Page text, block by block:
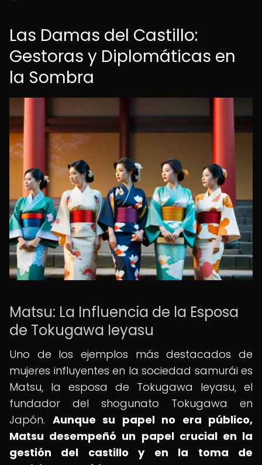
Las Damas del Castillo:
Gestoras y Diplomáticas en
la Sombra
Matsu: La Influencia de la Esposa
de Tokugawa Ieyasu
Uno de los ejemplos más destacados de
mujeres influyentes en la sociedad samurái es
Matsu, la esposa de Tokugawa Ieyasu, el
fundador del shogunato Tokugawa en
Japón. Aunque su papel no era público,
Matsu desempeñó un papel crucial en la
gestión del castillo y en la toma de